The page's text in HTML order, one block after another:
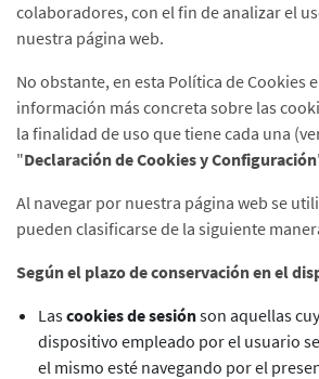
colaboradores, con el fin de analizar el
nuestra página web.
No obstante, en esta Política de Cookies
información más concreta sobre las
la finalidad de uso que tiene cada una
"Declaración de Cookies y Configuración
Al navegar por nuestra página web se
pueden clasificarse de la siguiente
Según el plazo de conservación en el
Lascookies de sesiónson aquellas
dispositivo empleado por el usuario
el mismo esté navegando por el